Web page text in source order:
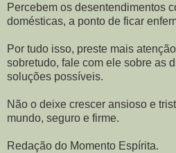
Percebem os desentendimentos
domésticas, a ponto de ficar
Por tudo isso, preste mais
sobretudo, fale com ele sobre as
soluções possíveis.
Não o deixe crescer ansioso e
mundo, seguro e firme.
Redação do Momento Espírita.